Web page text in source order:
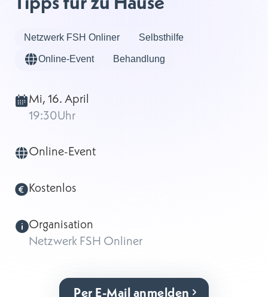
Netzwerk FSH Onliner Selbsthilfe
Online-Event Behandlung
Mi, 16. April
19:30Uhr
Online-Event
Kostenlos
Organisation
Netzwerk FSH Onliner
Per E-Mail anmelden